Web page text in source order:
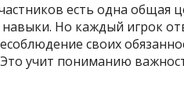
есть одна общая
навыки. Но каждый игрок
своих
учит пониманию